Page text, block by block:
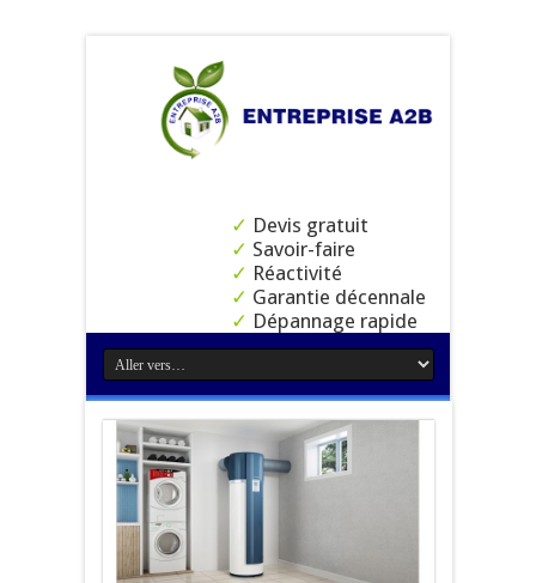
✓ Devis gratuit
✓ Savoir-faire
✓ Réactivité
✓ Garantie décennale
✓ Dépannage rapide